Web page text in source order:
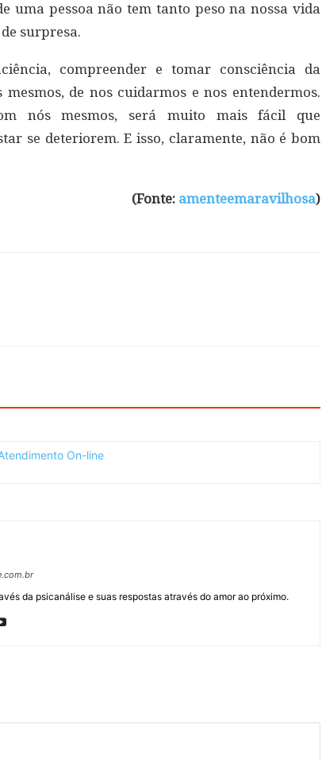
uma pessoa não tem tanto peso na nossa vida
surpresa.
compreender e tomar consciência da
de nos cuidarmos e nos entendermos.
nós mesmos, será muito mais fácil que
se deteriorem. E isso, claramente, não é bom
(Fonte: amenteemaravilhosa)
da psicanálise e suas respostas através do amor ao próximo.